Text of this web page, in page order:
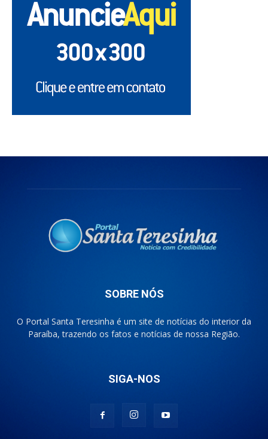
SOBRE NÓS
O Portal Santa Teresinha é um site de notícias do interior da
Paraíba, trazendo os fatos e notícias de nossa Região.
SIGA-NOS